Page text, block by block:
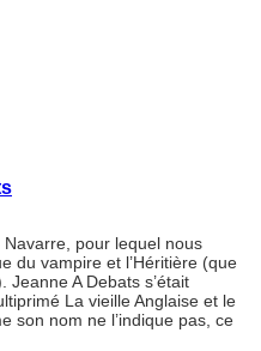
pour lequel nous
du vampire et l’Héritière (que
Jeanne A Debats s’était
La vieille Anglaise et le
son nom ne l’indique pas, ce